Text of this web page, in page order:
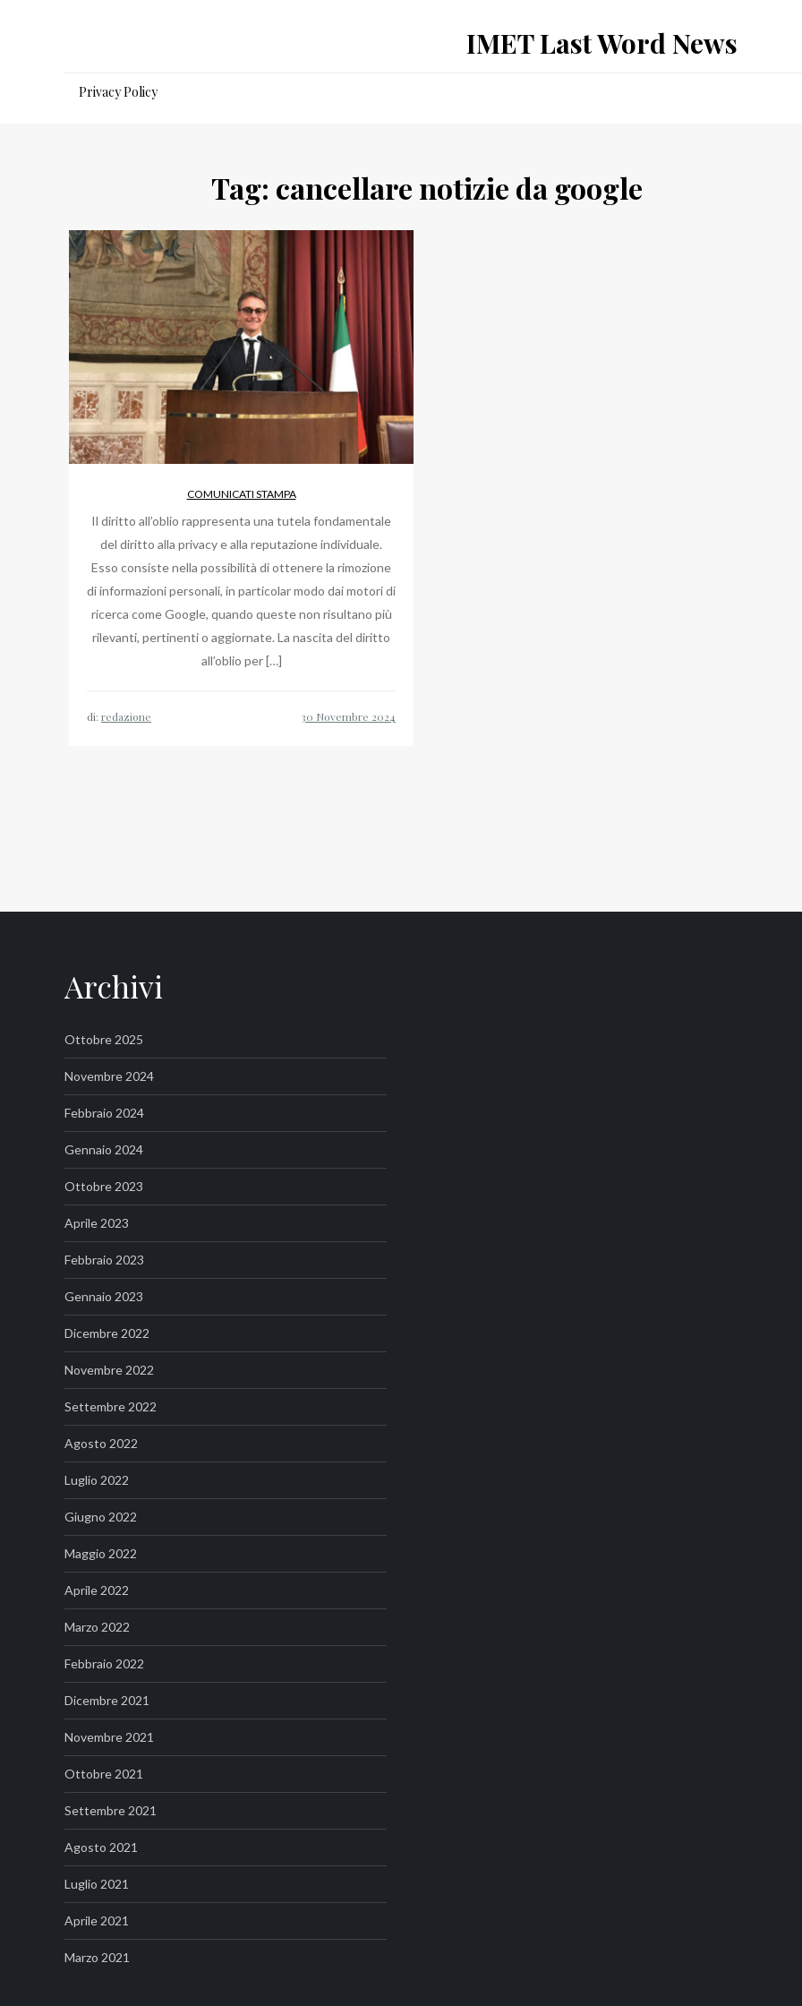
IMET Last Word News
Privacy Policy
Tag: cancellare notizie da google
COMUNICATI STAMPA
Il diritto all’oblio rappresenta una tutela fondamentale
del diritto alla privacy e alla reputazione individuale.
Esso consiste nella possibilità di ottenere la rimozione
di informazioni personali, in particolar modo dai motori di
ricerca come Google, quando queste non risultano più
rilevanti, pertinenti o aggiornate. La nascita del diritto
all’oblio per […]
di: redazione
Archivi
Ottobre 2025
Novembre 2024
Febbraio 2024
Gennaio 2024
Ottobre 2023
Aprile 2023
Febbraio 2023
Gennaio 2023
Dicembre 2022
Novembre 2022
Settembre 2022
Agosto 2022
Luglio 2022
Giugno 2022
Maggio 2022
Aprile 2022
Marzo 2022
Febbraio 2022
Dicembre 2021
Novembre 2021
Ottobre 2021
Settembre 2021
Agosto 2021
Luglio 2021
Aprile 2021
Marzo 2021